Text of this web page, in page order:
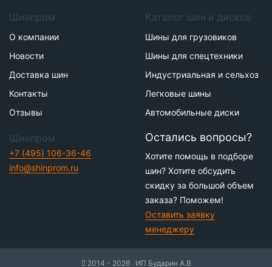
Шинпром
О компании
Новости
Доставка шин
Контакты
Отзывы
Каталог шин и дисков
Шины для грузовиков
Шины для спецтехники
Индустриальная и сельхоз
Легковые шины
Автомобильные диски
Шинпром
+7 (495) 106-36-46
info@shinprom.ru
Остались вопросы?
Хотите помощь в подборе
шин? Хотите обсудить
скидку за большой объем
заказа? Поможем!
Оставить заявку
менеджеру
2014 - 2026 . ИП Бударин А.В